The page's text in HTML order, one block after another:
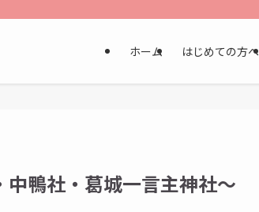
ホーム はじめての方へ
鴨社・葛城一言主神社～